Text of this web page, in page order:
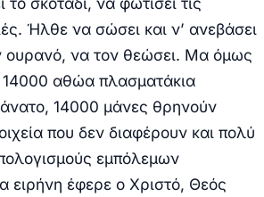
Ήλθε να σώσει και ν’ ανεβάσει
ουρανό, να τον θεώσει. Μα όμως
14000 αθώα πλασματάκια
14000 μάνες θρηνούν
που δεν διαφέρουν και πολύ
εμπόλεμων
ειρήνη έφερε ο Χριστό, Θεός